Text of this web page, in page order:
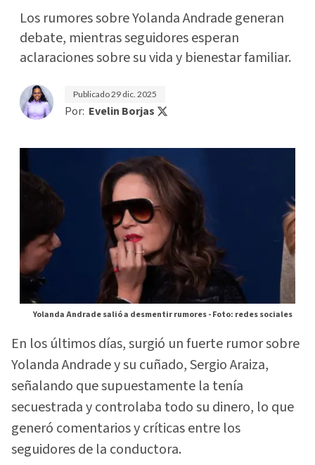
Los rumores sobre Yolanda Andrade generan
debate, mientras seguidores esperan
aclaraciones sobre su vida y bienestar familiar.
Publicado29 dic. 2025
Por: Evelin Borjas
Yolanda Andrade salió a desmentir rumores -Foto: redes sociales
En los últimos días, surgió un fuerte rumor sobre
Yolanda Andrade y su cuñado, Sergio Araiza,
señalando que supuestamente la tenía
secuestrada y controlaba todo su dinero, lo que
generó comentarios y críticas entre los
seguidores de la conductora.